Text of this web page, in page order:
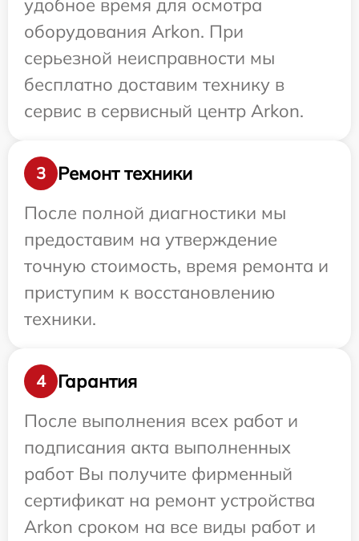
удобное время для осмотра
оборудования Arkon. При
серьезной неисправности мы
бесплатно доставим технику в
сервис в сервисный центр Arkon.
3
Ремонт техники
После полной диагностики мы
предоставим на утверждение
точную стоимость, время ремонта и
приступим к восстановлению
техники.
4
Гарантия
После выполнения всех работ и
подписания акта выполненных
работ Вы получите фирменный
сертификат на ремонт устройства
Arkon сроком на все виды работ и